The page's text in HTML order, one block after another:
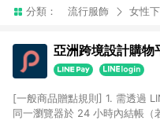
分類： 流行服飾 女性
亞洲跨境設計購物
[一般商品贈點規則] 1. 需透過
同一瀏覽器於 24 小時內結帳